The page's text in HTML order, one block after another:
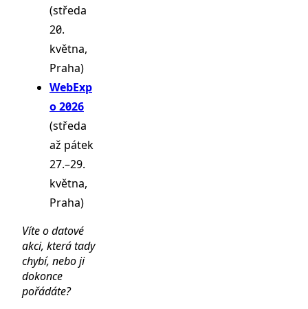
(středa
20.
května,
Praha)
WebExp
o 2026
(středa
až pátek
27.–29.
května,
Praha)
Víte o datové
akci, která tady
chybí, nebo ji
dokonce
pořádáte?